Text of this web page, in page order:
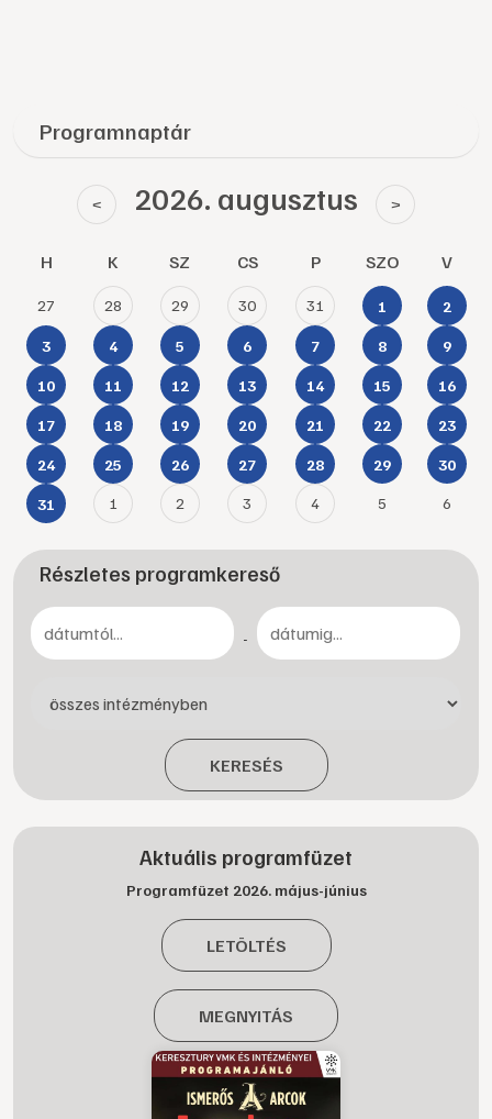
Programnaptár
< 2026. augusztus >
H K SZ CS P SZO V
27 28 29 30 31 1 2
3 4 5 6 7 8 9
10 11 12 13 14 15 16
17 18 19 20 21 22 23
24 25 26 27 28 29 30
31 1 2 3 4 5 6
Részletes programkereső
-
KERESÉS
Aktuális programfüzet
Programfüzet 2026. május-június
LETÖLTÉS
MEGNYITÁS